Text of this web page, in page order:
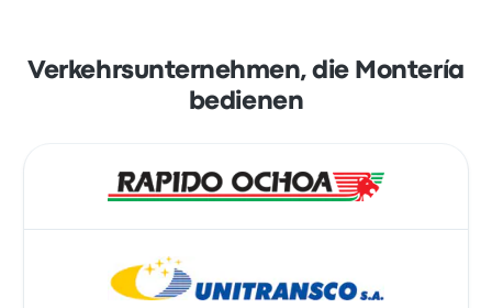
Verkehrsunternehmen, die Montería
bedienen